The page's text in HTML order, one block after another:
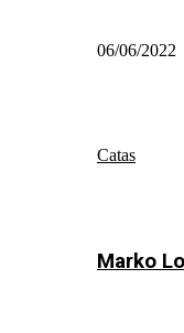
06/06/2022
Catas
Marko